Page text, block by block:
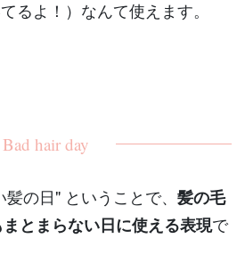
るよ！）なんて使えます。
Bad hair day
の日" ということで、 髪の毛
とまらない日に使える表現で